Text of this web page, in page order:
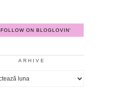
FOLLOW ON BLOGLOVIN'
ARHIVE